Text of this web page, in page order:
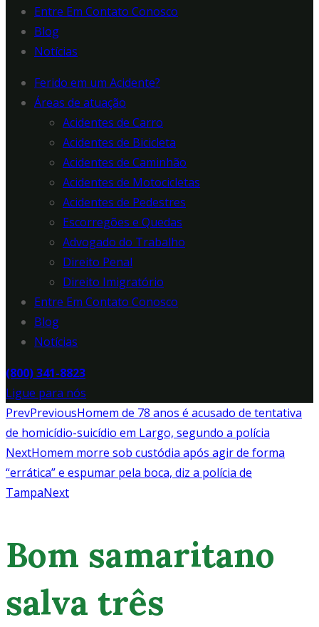
Entre Em Contato Conosco
Blog
Notícias
Ferido em um Acidente?
Áreas de atuação
Acidentes de Carro
Acidentes de Bicicleta
Acidentes de Caminhão
Acidentes de Motocicletas
Acidentes de Pedestres
Escorregões e Quedas
Advogado do Trabalho
Direito Penal
Direito Imigratório
Entre Em Contato Conosco
Blog
Notícias
(800) 341-8823
Ligue para nós
PrevPreviousHomem de 78 anos é acusado de tentativa
de homicídio-suicídio em Largo, segundo a polícia
NextHomem morre sob custódia após agir de forma
“errática” e espumar pela boca, diz a polícia de
TampaNext
Bom samaritano
salva três